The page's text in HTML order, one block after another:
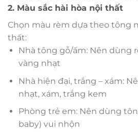
2. Màu sắc hài hòa nội thất
Chọn màu rèm dựa theo tông
thất:
Nhà tông gỗ/ấm: Nên dùng
vàng nhạt
Nhà hiện đại, trắng – xám:
nhạt, xám, trắng kem
Phòng trẻ em: Nên dùng
baby) vui nhộn